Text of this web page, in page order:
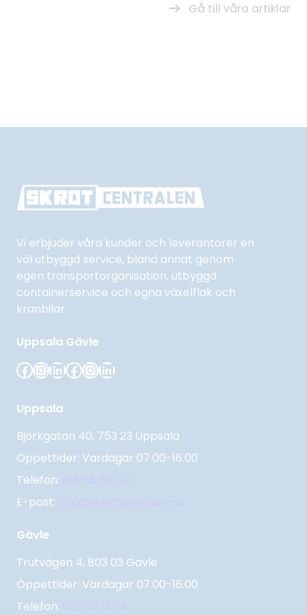
Gå till våra artiklar
Vi erbjuder våra kunder och leverantörer en
väl utbyggd service, bland annat genom
egen transportorganisation, utbyggd
containerservice och egna växelflak och
kranbilar.
Uppsala
Facebook
Instagram
LinkedIn
Gävle
Facebook
Instagram
LinkedIn
Uppsala
Björkgatan 40, 753 23 Uppsala
Öppettider: Vardagar 07.00-16.00
Telefon:
E-post:
Gävle
Trutvägen 4, 803 03 Gävle
Öppettider: Vardagar 07.00-16.00
Telefon: